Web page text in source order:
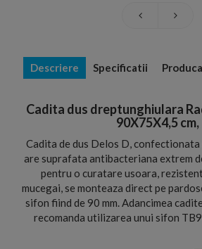
Descriere Specificatii
Cadita dus dreptunghiulara
90X75X4,5 cm,
Cadita de dus Delos D,
are suprafata antibacteriana extrem
pentru o curatare usoara,
mucegai, se monteaza direct pe
sifon fiind de 90 mm. Adancimea
recomanda utilizarea unui sifon